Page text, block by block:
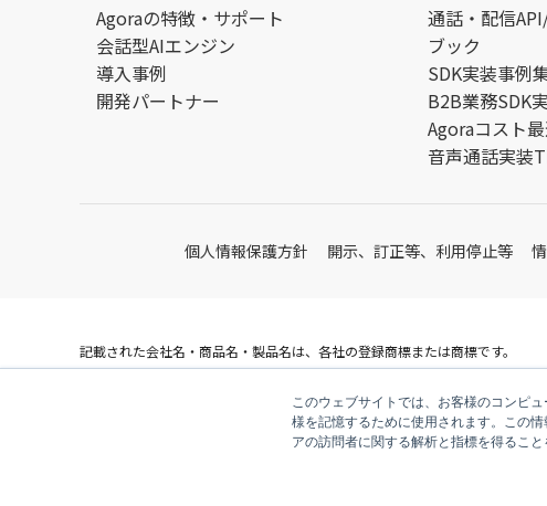
このウェブサイトでは、お客様のコンピ
様を記憶するために使用されます。この
アの訪問者に関する解析と指標を得るこ
Agoraの特徴・サポート
会話型AIエンジン
導入事例
開発パートナー
通話・配信
ブック
SDK実装事例
B2B業務SDK
Agoraコスト
音声通話実装
個人情報保護方針 開示、訂正等、利用停止等
記載された会社名・商品名・製品名は、各社の登録商標または商標です。